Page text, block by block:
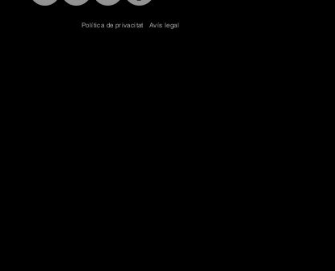
Política de privacitat Avís legal